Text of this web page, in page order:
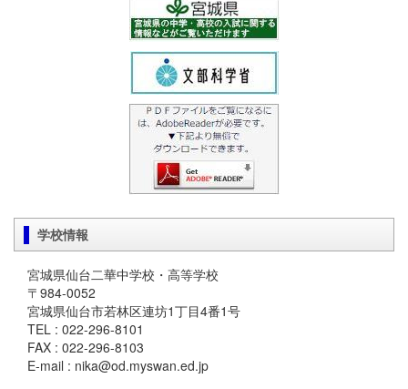
学校情報
宮城県仙台二華中学校・高等学校
〒984-0052
宮城県仙台市若林区連坊1丁目4番1号
TEL : 022-296-8101
FAX : 022-296-8103
E-mail : nika@od.myswan.ed.jp